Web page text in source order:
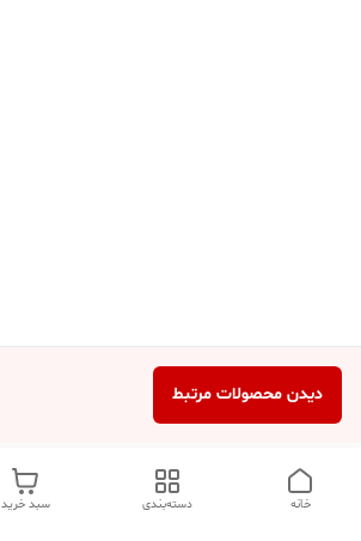
دیدن محصولات مرتبط
سبد خرید دسته‌بندی خانه